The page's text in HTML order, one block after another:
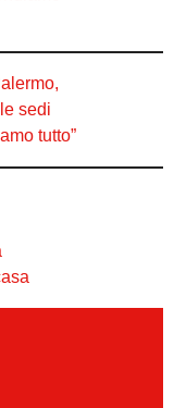
sedi
tutto”